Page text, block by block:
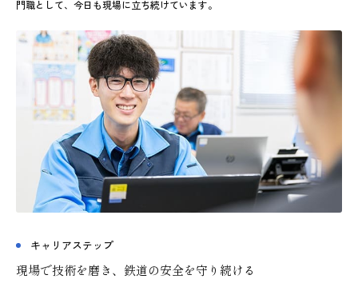
門職として、今日も現場に立ち続けています。
キャリアステップ
現場で技術を磨き、鉄道の安全を守り続ける